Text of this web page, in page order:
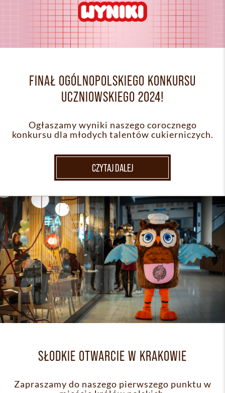
FINAŁ OGÓLNOPOLSKIEGO KONKURSU
UCZNIOWSKIEGO 2024!
Ogłaszamy wyniki naszego corocznego
konkursu dla młodych talentów cukierniczych.
CZYTAJ DALEJ
SŁODKIE OTWARCIE W KRAKOWIE
Zapraszamy do naszego pierwszego punktu w